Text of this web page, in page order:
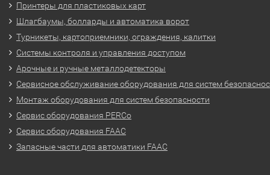
Принтеры для пластиковых карт
Шлагбаумы, болларды и автоматика ворот
Турникеты, картоприемники, ограждения, калитки
Системы контроля и управления доступом
Арочные и ручные металлодетекторы
Сервисное обслуживание оборудования для систем
Монтаж оборудования для систем безопасности
Сервис оборудования PERCo
Сервис оборудования FAAC
Запасные части для автоматики FAAC